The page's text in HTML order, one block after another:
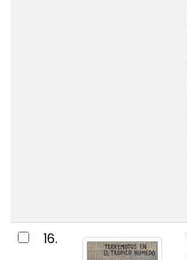
16.